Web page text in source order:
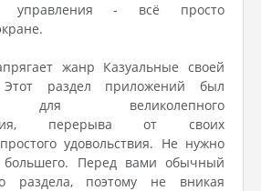
управления - всё просто
жанр Казуальные своей
Этот раздел приложений был
для великолепного
перерыва от своих
удовольствия. Не нужно
большего. Перед вами обычный
раздела, поэтому не вникая